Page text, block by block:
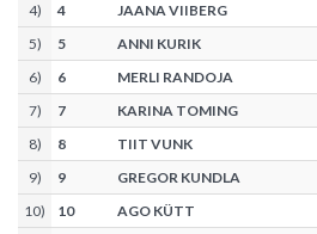
4) 4
JAANA VIIBERG
5) 5
ANNI KURIK
6) 6
MERLI RANDOJA
7) 7
KARINA TOMING
8) 8
TIIT VUNK
9) 9
GREGOR KUNDLA
10) 10
AGO KÜTT